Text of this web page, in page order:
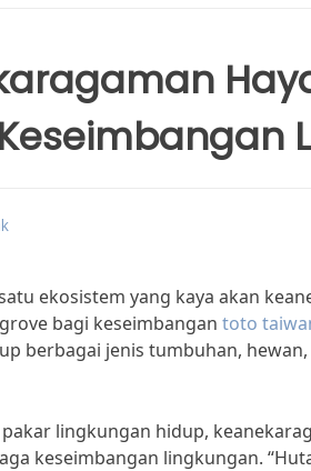
ekosistem yang kaya akan
bagi keseimbangan toto
berbagai jenis tumbuhan,
lingkungan hidup,
keseimbangan lingkungan.